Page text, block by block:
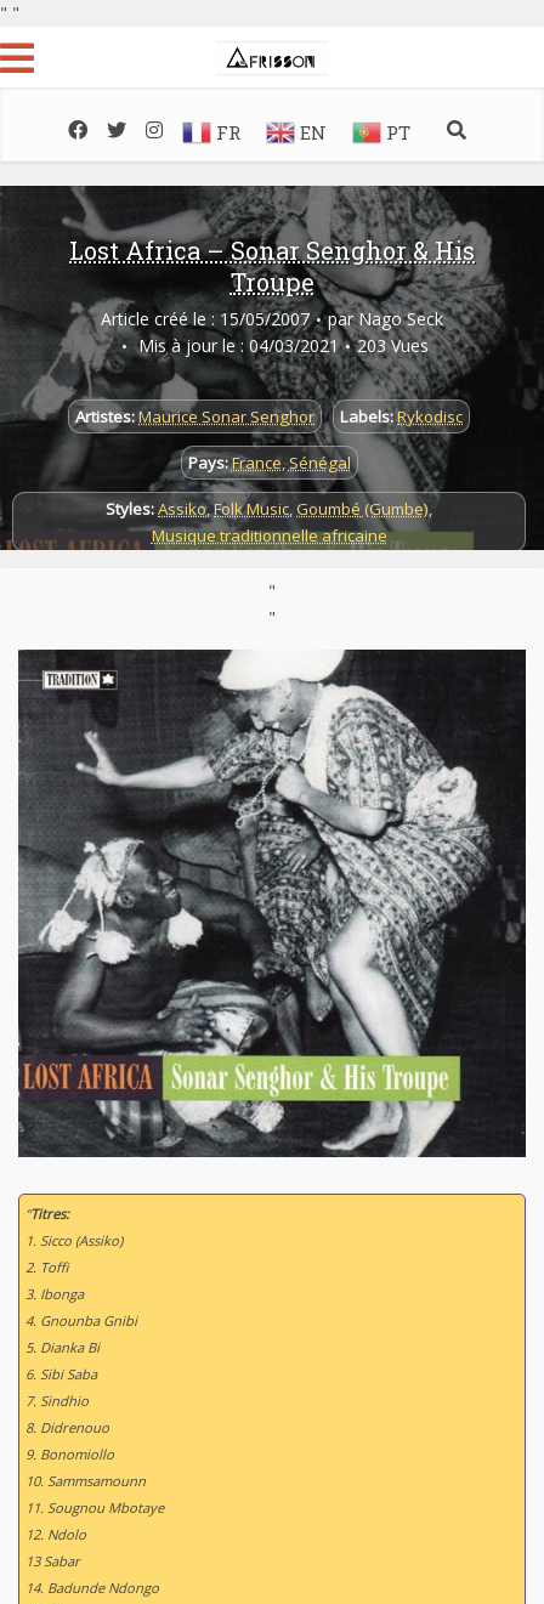
" "
FR EN PT
Lost Africa – Sonar Senghor & His
Troupe
Article créé le : 15/05/2007 par Nago Seck
Mis à jour le : 04/03/2021
203 Vues
Artistes:Maurice Sonar Senghor Labels:Rykodisc
Pays:France,Sénégal
Styles:Assiko,Folk Music,Goumbé (Gumbe),
Musique traditionnelle africaine
"
"
“Titres:
1. Sicco (Assiko)
2. Toffi
3. Ibonga
4. Gnounba Gnibi
5. Dianka Bi
6. Sibi Saba
7. Sindhio
8. Didrenouo
9. Bonomiollo
10. Sammsamounn
11. Sougnou Mbotaye
12. Ndolo
13 Sabar
14. Badunde Ndongo